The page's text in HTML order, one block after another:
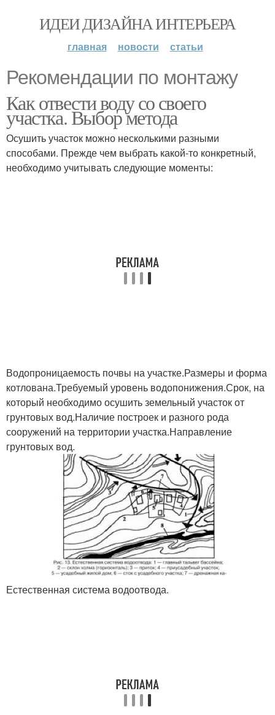
ИДЕИ ДИЗАЙНА ИНТЕРЬЕРА
главная новости статьи
Рекомендации по монтажу
Как отвести воду со своего
участка. Выбор метода
Осушить участок можно несколькими разными
способами. Прежде чем выбрать какой-то конкретный,
необходимо учитывать следующие моменты:
Водопроницаемость почвы на участке.Размеры и форма
котлована.Требуемый уровень водопонижения.Срок, на
который необходимо осушить земельный участок от
грунтовых вод.Наличие построек и разного рода
сооружений на территории участка.Направление
грунтовых вод.
Естественная система водоотвода.